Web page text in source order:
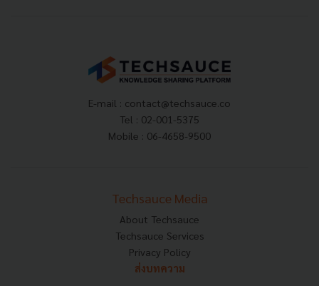
E-mail : contact@techsauce.co
Tel : 02-001-5375
Mobile : 06-4658-9500
Techsauce Media
About Techsauce
Techsauce Services
Privacy Policy
ส่งบทความ